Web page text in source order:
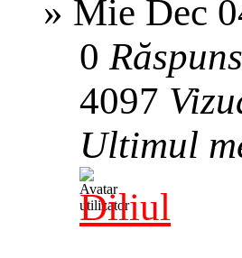
» Mie Dec
0
4097
Ultimul
Diliul